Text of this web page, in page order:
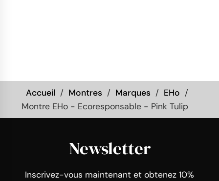
Accueil Montres Marques
EHo
Montre EHo - Ecoresponsable - Pink Tulip
Newsletter
Inscrivez-vous maintenant et obtenez 10%